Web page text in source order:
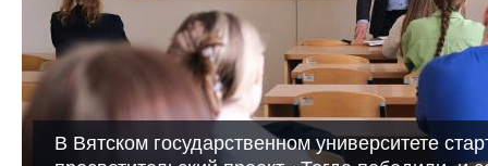
В Вятском государственном университете